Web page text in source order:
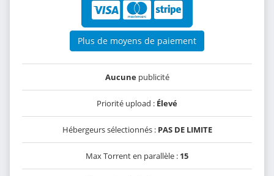
Plus de moyens de paiement
Aucunepublicité
Priorité upload : Élevé
Hébergeurs sélectionnés : PAS DE LIMITE
Max Torrent en parallèle : 15